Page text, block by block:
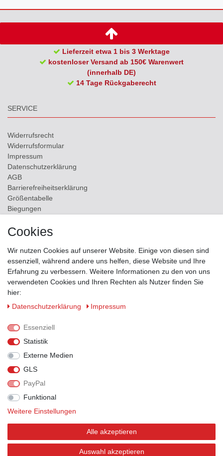
Lieferzeit etwa 1 bis 3 Werktage
kostenloser Versand ab 150€ Warenwert
(innerhalb DE)
14 Tage Rückgaberecht
SERVICE
Widerrufs­recht
Widerrufs­formular
Impressum
Daten­schutz­erklärung
AGB
Barrierefreiheitserklärung
Größentabelle
Biegungen
Kontakt
ZAHLUNGSMÖGLICHKEITEN
VERSANDPARTNER
Cookies
Wir nutzen Cookies auf unserer Website. Einige von diesen sind
essenziell, während andere uns helfen, diese Website und Ihre
Erfahrung zu verbessern. Weitere Informationen zu den von uns
verwendeten Cookies und Ihren Rechten als Nutzer finden Sie
hier:
Daten­schutz­erklärung
Impressum
Essenziell
Statistik
Externe Medien
GLS
PayPal
Funktional
Weitere Einstellungen
Alle akzeptieren
Auswahl akzeptieren